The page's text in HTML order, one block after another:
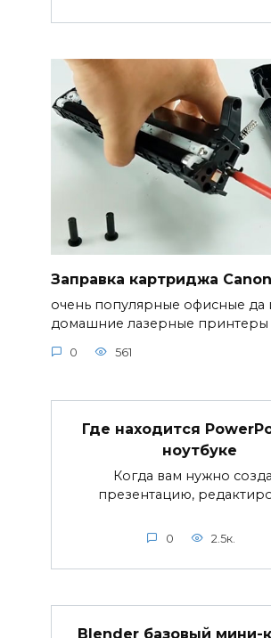
Заправка картриджа
очень популярные офисные да
домашние лазерные принтеры
0 561
Где находится
ноутбуке
Когда вам нужно
презентацию,
0 2.5к.
Blender базовый мини-